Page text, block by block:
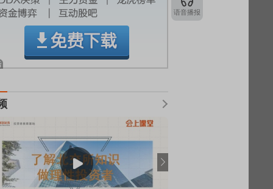
语音播报